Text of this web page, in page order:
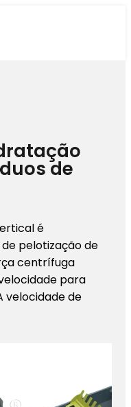
de
é
pelotização de
centrífuga
para
velocidade de